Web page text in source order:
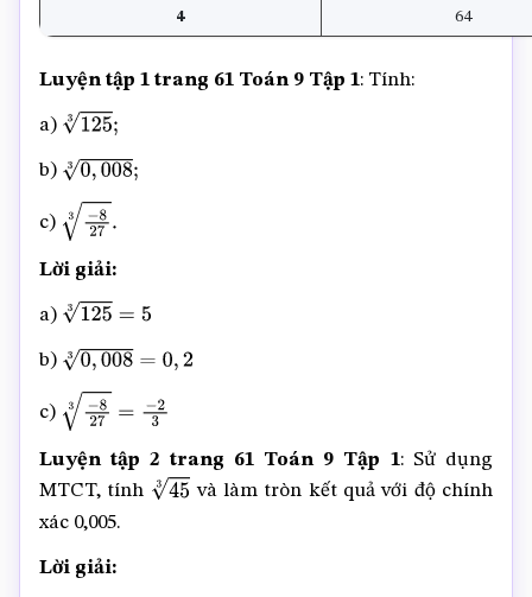
4 64
Luyện tập 1 trang 61 Toán 9 Tập 1: Tính:
a) 1253;
b) 0, 0083;
c) −8 273.
Lời giải:
a) 1253= 5
b) 0, 0083=0 ,2
c) −8 273 =− 23
Luyện tập 2 trang 61 Toán 9 Tập 1: Sử dụng
MTCT, tính 453
và làm tròn kết quả với độ chính
xác 0,005.
Lời giải: